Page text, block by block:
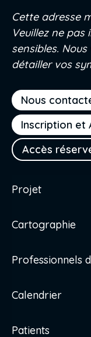
Projet
Cartographie
Professionnels
Calendrier
Patients
Nous
Inscription et
Accès
Cette adresse
Veuillez ne pas
sensibles.
détailler vos